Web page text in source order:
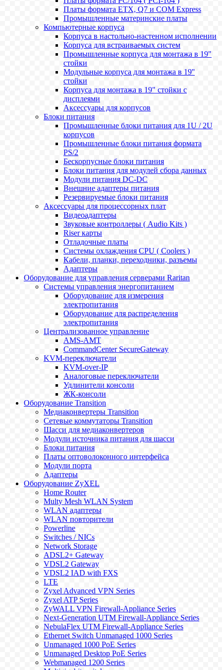
Платы формата ETX, Q7 и COM Express
Промышленные материнские платы
Компьютерные корпуса
Корпуса в настольно-настенном исполнении
Корпуса для встраиваемых систем
Промышленные корпуса для монтажа в 19"
стойки
Модульные корпуса для монтажа в 19''
стойки
Корпуса для монтажа в 19" стойки с
дисплеями
Аксессуары для корпусов
Блоки питания
Промышленные блоки питания для 1U / 2U
корпусов
Промышленные блоки питания формата
PS/2
Бескорпусные блоки питания
Блоки питания для модулей сбора данных
Модули питания DC-DC
Внешние адаптеры питания
Резервируемые блоки питания
Аксессуары для процессорных плат
Видеоадаптеры
Звуковые контроллеры ( Audio Kits )
Riser карты
Отладочные платы
Системы охлаждения CPU ( Coolers )
Кабели, планки, переходники, разъемы
Адаптеры
Оборудование для управления серверами Raritan
Системы управления энергопитанием
Оборудование для измерения
электропитания
Оборудование для распределения
электропитания
Централизованное управление
AMS-AMT
CommandCenter SecureGateway
KVM-переключатели
KVM-over-IP
Аналоговые переключатели
Удлинители консоли
ЖК-консоли
Оборудование Transition
Медиаконвертеры Transition
Сетевые коммутаторы Transition
Шасси для медиаконвертеров
Модули источника питания для шасси
Блоки питания
Платы оптоволоконного интерфейса
Модули порта
Адаптеры
Оборудование ZyXEL
Home Router
Multy Mesh WLAN System
WLAN адаптеры
WLAN повторители
Powerline
Switches / NICs
Network Storage
ADSL2+ Gateway
VDSL2 Gateway
VDSL2 IAD with FXS
LTE
Zyxel Advanced VPN Series
Zyxel ATP Series
ZyWALL VPN Firewall-Appliance Series
Next-Generation UTM Firewall-Appliance Series
NebulaFlex UTM Firewall-Appliance Series
Ethernet Switch Unmanaged 1000 Series
Unmanaged 1000 PoE Series
Unmanaged Desktop PoE Series
Webmanaged 1200 Series